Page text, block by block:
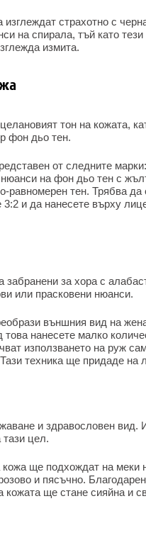
страхотно с
на спирала, тъй като
измита.
тон на кожата,
фон дьо тен.
от следните
на фон дьо тен с
равномерен тен. Трябва
и да нанесете върху
забранени за хора с
или прасковени нюанси.
външния вид на
нанесете малко
използването на руж
техника ще придаде
и здравословен вид.
тази цел.
ще подхождат на меки
и пясъчно.
кожата ще стане сияйна и